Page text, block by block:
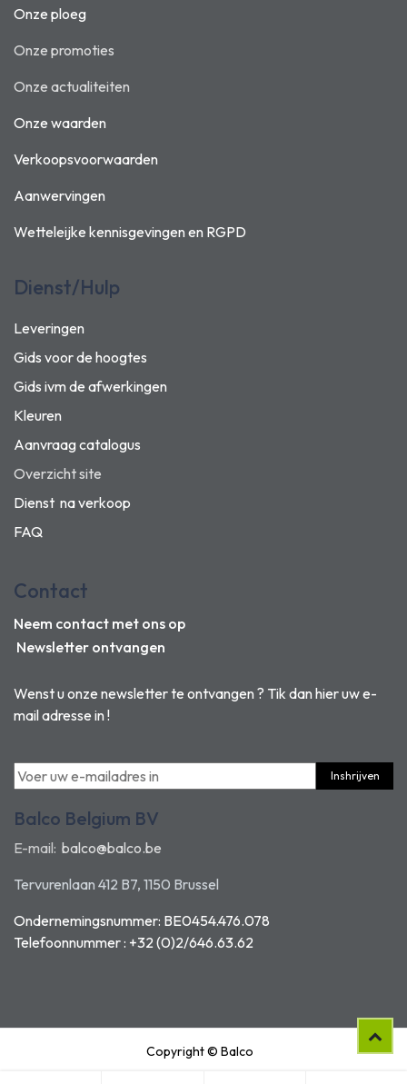
Onze ploeg
Onze promoties
Onze actualiteiten
Onze waarden
Verkoopsvoorwaarden
Aanwervingen
Wetteleijke kennisgevingen en RGPD
Dienst/Hulp
Leveringen
Gids voor de hoogtes
Gids ivm de afwerkingen
Kleuren
Aanvraag catalogus
Overzicht site
Dienst na verkoop
FAQ
Wenst u onze newsletter te ontvangen ? Tik dan hier uw e-
mail adresse in !
Inshrijven
Balco Belgium BV
E-mail: balco@balco.be
Tervurenlaan 412 B7, 1150 Brussel
Ondernemingsnummer: BE0454.476.078
Telefoonnummer : +32 (0)2/646.63.62
Contact
Neem contact met ons op
Newsletter ontvangen
Copyright © Balco